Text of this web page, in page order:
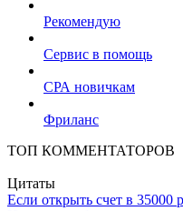
Рекомендую
Сервис в помощь
СРА новичкам
Фриланс
ТОП КОММЕНТАТОРОВ
Цитаты
Если открыть счет в 35000